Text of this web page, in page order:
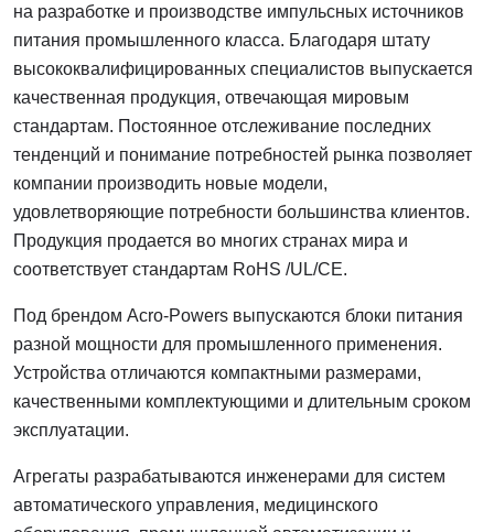
на разработке и производстве импульсных источников
питания промышленного класса. Благодаря штату
высококвалифицированных специалистов выпускается
качественная продукция, отвечающая мировым
стандартам. Постоянное отслеживание последних
тенденций и понимание потребностей рынка позволяет
компании производить новые модели,
удовлетворяющие потребности большинства клиентов.
Продукция продается во многих странах мира и
соответствует стандартам RoHS /UL/CE.
Под брендом Acro-Powers выпускаются блоки питания
разной мощности для промышленного применения.
Устройства отличаются компактными размерами,
качественными комплектующими и длительным сроком
эксплуатации.
Агрегаты разрабатываются инженерами для систем
автоматического управления, медицинского